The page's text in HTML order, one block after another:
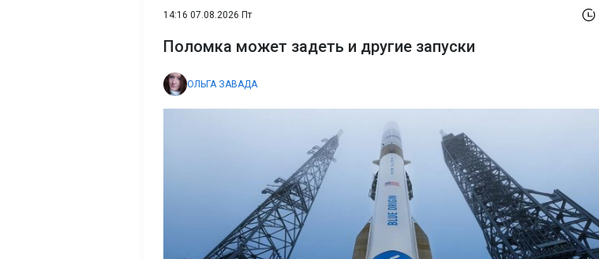
14:16 07.08.2026 Пт
Поломка может задеть и другие запуски
ОЛЬГА ЗАВАДА